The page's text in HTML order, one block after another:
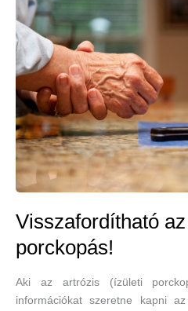
Visszafordítható
porckopás!
Aki az artrózis (ízületi
információkat szeretne kapni